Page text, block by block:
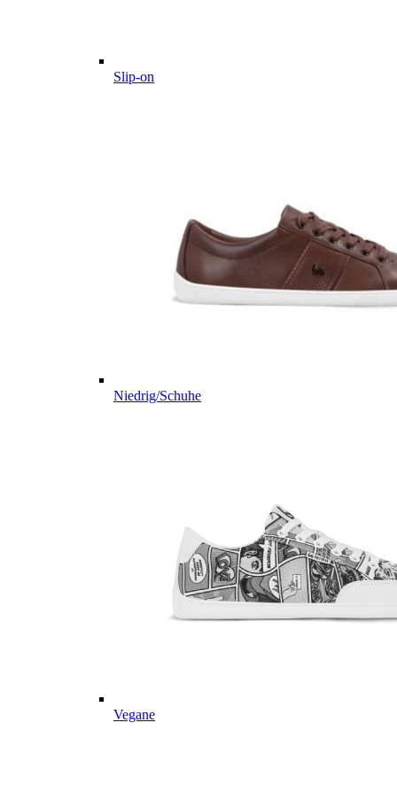
Slip-on
Niedrig/Schuhe
Vegane